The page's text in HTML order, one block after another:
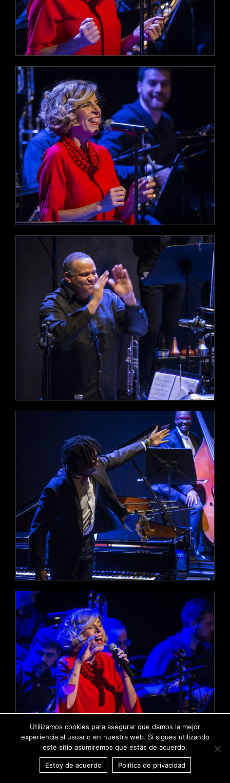
Utilizamos cookies para asegurar que damos la mejor
experiencia al usuario en nuestra web. Si sigues utilizando
este sitio asumiremos que estás de acuerdo.
Estoy de acuerdo Política de privacidad